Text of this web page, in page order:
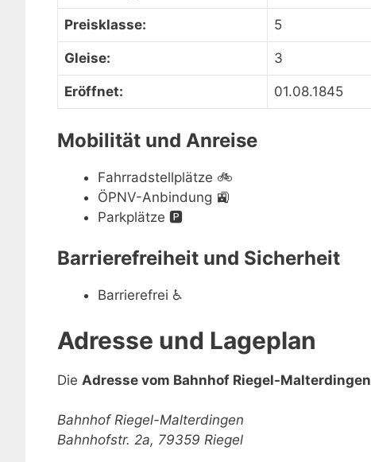
Preisklasse: 5
Gleise: 3
Eröffnet: 01.08.1845
Mobilität und Anreise
Fahrradstellplätze 🚲
ÖPNV-Anbindung 🚉
Parkplätze 🅿️
Barrierefreiheit und Sicherheit
Barrierefrei ♿
Adresse und Lageplan
Die Adresse vom Bahnhof Riegel-Malterdingen
Bahnhof Riegel-Malterdingen
Bahnhofstr. 2a, 79359 Riegel